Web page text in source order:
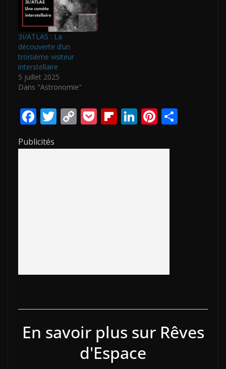
3I/ATLAS : La
découverte d’un
troisième visiteur
interstellaire
5 juillet 2025
Dans "Astronomie"
F
e
T
itt
C
p
P
ck
Fli
b
Li
k
Pi
er
Publicités
En savoir plus sur Rêves
d'Espace